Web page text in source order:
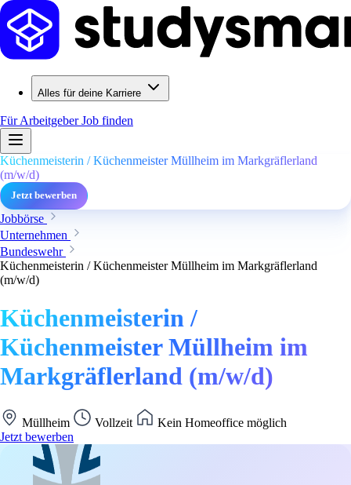
Alles für deine Karriere
Für ArbeitgeberJob finden
Küchenmeisterin / Küchenmeister Müllheim im Markgräflerland
(m/w/d)
Jetzt bewerben
Jobbörse
Unternehmen
Bundeswehr
Küchenmeisterin / Küchenmeister Müllheim im Markgräflerland
(m/w/d)
Küchenmeisterin /
Küchenmeister Müllheim im
Markgräflerland (m/w/d)
Müllheim Vollzeit
Kein Homeoffice möglich
Jetzt bewerben